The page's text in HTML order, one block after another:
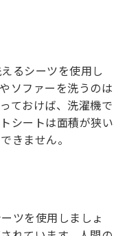
るシーツを使用し
ソファーを洗うのは
ておけば、洗濯機で
シートは面積が狭い
きません。
ツを使用しましょ